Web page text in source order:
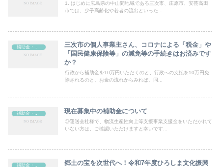
1. はじめに広島県の中山間地域である三次市、庄原市、安芸高田
市では、少子高齢化や若者の流出といった...
補助金・助成金
三次市の個人事業主さん、コロナによる「税金」や
「国民健康保険等」の減免等の手続きはお済みです
か？
行政から補助金を10万円いただくのと、行政への支払を10万円免
除されるのと、お金の流れからみれば、同...
補助金・助成金 現在募集中の補助金について
◎運送会社様で、物流生産性向上等支援事業支援金をいただかれて
いない方は、ご確認いただけますと幸いです...
郷土の宝を次世代へ！令和7年度ひろしま文化振興